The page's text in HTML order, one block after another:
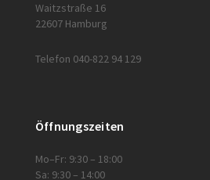
Waitzstraße 16
22607 Hamburg
Telefon 040-822 94 129
Öffnungszeiten
Mo–Fr: 9:30 – 18:00
Sa: 9:30 – 14:00